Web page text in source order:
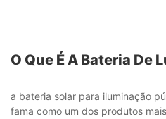
O Que É A Bateria De
a bateria solar para iluminação
fama como um dos produtos